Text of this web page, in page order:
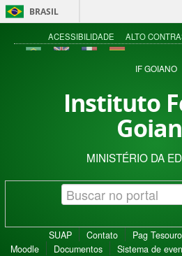
BRASIL
ACESSIBILIDADE ALTO
IF GOIANO
Instituto
MINISTÉRIO DA
SUAP Contato Pag Tesouro
Moodle
Documentos Sistema de